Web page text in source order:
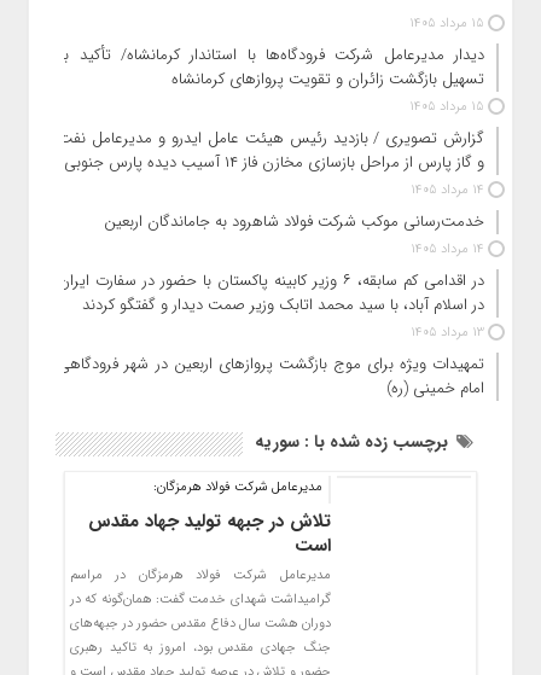
15 مرداد 1405
دیدار مدیرعامل شرکت فرودگاه‌ها با استاندار کرمانشاه/ تأکید بر
تسهیل بازگشت زائران و تقویت پروازهای کرمانشاه
15 مرداد 1405
گزارش تصویری / بازدید رئیس هیئت عامل ایدرو و مدیرعامل نفت
و گاز پارس از مراحل بازسازی مخازن فاز ۱۴ آسیب دیده پارس جنوبی
14 مرداد 1405
خدمت‌رسانی موکب شرکت فولاد شاهرود به جاماندگان اربعین
14 مرداد 1405
در اقدامی کم سابقه، ۶ وزیر کابینه پاکستان با حضور در سفارت ایران
در اسلام آباد، با سید محمد اتابک وزیر صمت دیدار و گفتگو کردند
13 مرداد 1405
تمهیدات ویژه برای موج بازگشت پروازهای اربعین در شهر فرودگاهی
امام خمینی (ره)
برچسب زده شده با : سوریه
مدیرعامل شرکت فولاد هرمزگان:
تلاش در جبهه تولید جهاد مقدس
است
مدیرعامل شرکت فولاد هرمزگان در مراسم
گرامیداشت شهدای خدمت گفت: همان‌گونه که در
دوران هشت سال دفاع مقدس حضور در جبهه‌های
جنگ جهادی مقدس بود، امروز به تاکید رهبری